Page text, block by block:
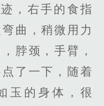
，右手的食指
曲，稍微用力
脖颈，手臂，
了一下，随着
玉的身体，很